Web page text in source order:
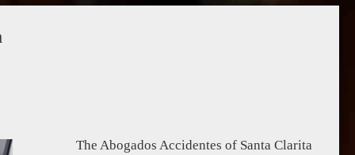
The Abogados Accidentes of Santa Clarita